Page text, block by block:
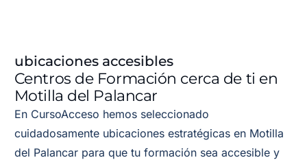
ubicaciones accesibles
Centros de Formación cerca de ti en
Motilla del Palancar
En CursoAcceso hemos seleccionado
cuidadosamente ubicaciones estratégicas en Motilla
del Palancar para que tu formación sea accesible y